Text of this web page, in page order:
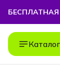
БЕСПЛАТНАЯ
БЕСПЛАТНАЯ
Каталог